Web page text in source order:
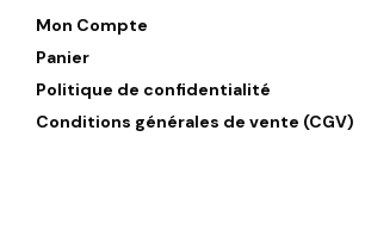
Mon Compte
Panier
Politique de confidentialité
Conditions générales de vente (CGV)